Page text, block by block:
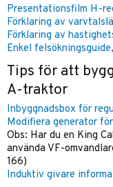
Presentationsfilm H-
Förklaring av
Förklaring av
Enkel
Tips för att
A-traktor
Inbyggnadsbox för
Modifiera generator
Obs: Har du en King
använda VF-
166)
Induktiv givare